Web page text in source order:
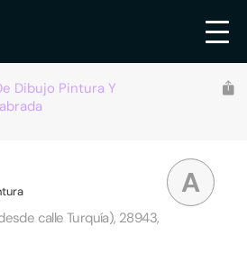
Dibujo Pintura Y
A
calle Turquía), 28943,